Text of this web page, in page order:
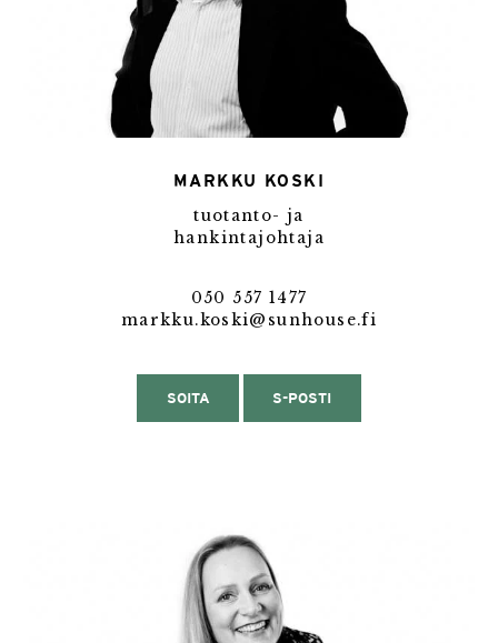
MARKKU KOSKI
tuotanto- ja
hankintajohtaja
050 557 1477
markku.koski@sunhouse.fi
SOITA S-POSTI